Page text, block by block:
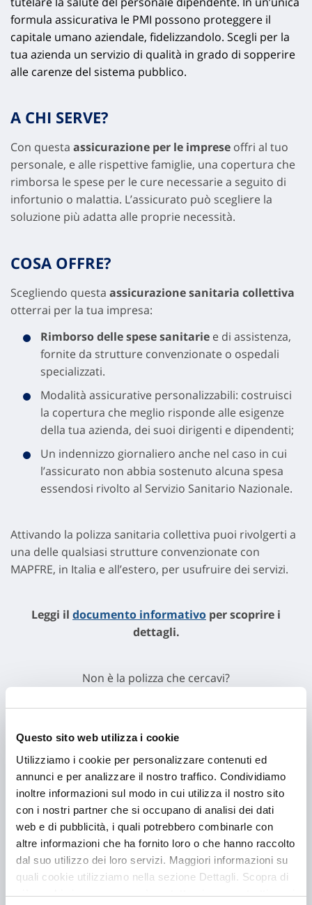
Questo sito web utilizza i cookie
Utilizziamo i cookie per personalizzare contenuti ed
annunci e per analizzare il nostro traffico. Condividiamo
inoltre informazioni sul modo in cui utilizza il nostro sito
con i nostri partner che si occupano di analisi dei dati
web e di pubblicità, i quali potrebbero combinarle con
altre informazioni che ha fornito loro o che hanno raccolto
dal suo utilizzo dei loro servizi. Maggiori informazioni su
quali cookie utilizziamo nella sezione Dettagli. Scopra di
più su chi siamo, come può contattarci e come trattiamo i
formula assicurativa le PMI possono proteggere il
capitale umano aziendale, fidelizzandolo. Scegli per la
tua azienda un servizio di qualità in grado di sopperire
alle carenze del sistema pubblico.
A CHI SERVE?
Con questa assicurazione per le imprese offri al tuo
personale, e alle rispettive famiglie, una copertura che
rimborsa le spese per le cure necessarie a seguito di
infortunio o malattia. L’assicurato può scegliere la
soluzione più adatta alle proprie necessità.
COSA OFFRE?
Scegliendo questa assicurazione sanitaria collettiva
otterrai per la tua impresa:
Rimborso delle spese sanitariee di assistenza,
fornite da strutture convenzionate o ospedali
specializzati.
Modalità assicurative personalizzabili: costruisci
la copertura che meglio risponde alle esigenze
della tua azienda, dei suoi dirigenti e dipendenti;
Un indennizzo giornaliero anche nel caso in cui
l’assicurato non abbia sostenuto alcuna spesa
essendosi rivolto al Servizio Sanitario Nazionale.
Attivando la polizza sanitaria collettiva puoi rivolgerti a
una delle qualsiasi strutture convenzionate con
MAPFRE, in Italia e all’estero, per usufruire dei servizi.
Leggi il documento informativo per scoprire i
dettagli.
Non è la polizza che cercavi?
soluzioni per la tua salute.
Prima della sottoscrizione leggere il set informativo.